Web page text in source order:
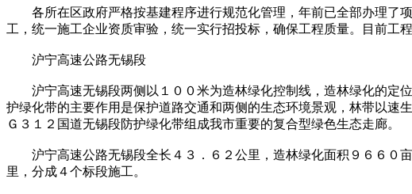
各所在区政府严格按基建程序进行规范化管理，年前已全部办理了
工，统一施工企业资质审验，统一实行招投标，确保工程质量。目前工
沪宁高速公路无锡段
沪宁高速无锡段两侧以１００米为造林绿化控制线，造林绿化的定
护绿化带的主要作用是保护道路交通和两侧的生态环境景观，林带以速
Ｇ３１２国道无锡段防护绿化带组成我市重要的复合型绿色生态走廊。
沪宁高速公路无锡段全长４３．６２公里，造林绿化面积９６６０
里，分成４个标段施工。